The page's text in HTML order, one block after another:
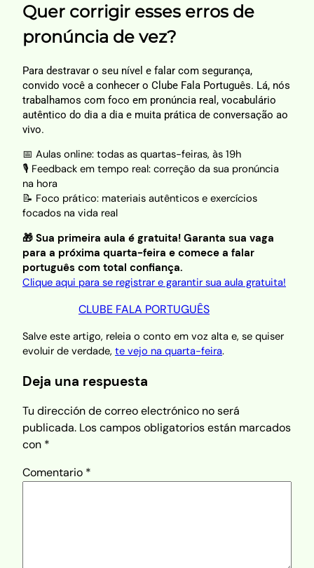
Quer corrigir esses erros de
pronúncia de vez?
Para destravar o seu nível e falar com segurança,
convido você a conhecer o Clube Fala Português. Lá, nós
trabalhamos com foco em pronúncia real, vocabulário
autêntico do dia a dia e muita prática de conversação ao
vivo.
📅 Aulas online: todas as quartas-feiras, às 19h
🎙️ Feedback em tempo real: correção da sua pronúncia
na hora
📝 Foco prático: materiais autênticos e exercícios
focados na vida real
🎁 Sua primeira aula é gratuita! Garanta sua vaga
para a próxima quarta-feira e comece a falar
português com total confiança.
Clique aqui para se registrar e garantir sua aula gratuita!
CLUBE FALA PORTUGUÊS
Salve este artigo, releia o conto em voz alta e, se quiser
evoluir de verdade, te vejo na quarta-feira.
Deja una respuesta
Tu dirección de correo electrónico no será
publicada. Los campos obligatorios están marcados
con *
Comentario *